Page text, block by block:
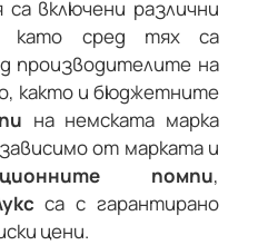
включени различни
като сред тях са
производителите на
както и бюджетните
на немската марка
от марката и
помпи,
са с гарантирано
цени.